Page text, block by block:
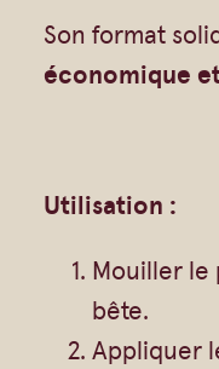
Son format
économique
Utilisation :
Mouiller le
bête.
Appliquer
o
p
u